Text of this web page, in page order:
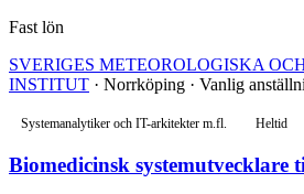
Fast lön
SVERIGES METEOROLOGISKA
INSTITUT · Norrköping · Vanlig
Systemanalytiker och IT-arkitekter m.fl. Heltid
Biomedicinsk